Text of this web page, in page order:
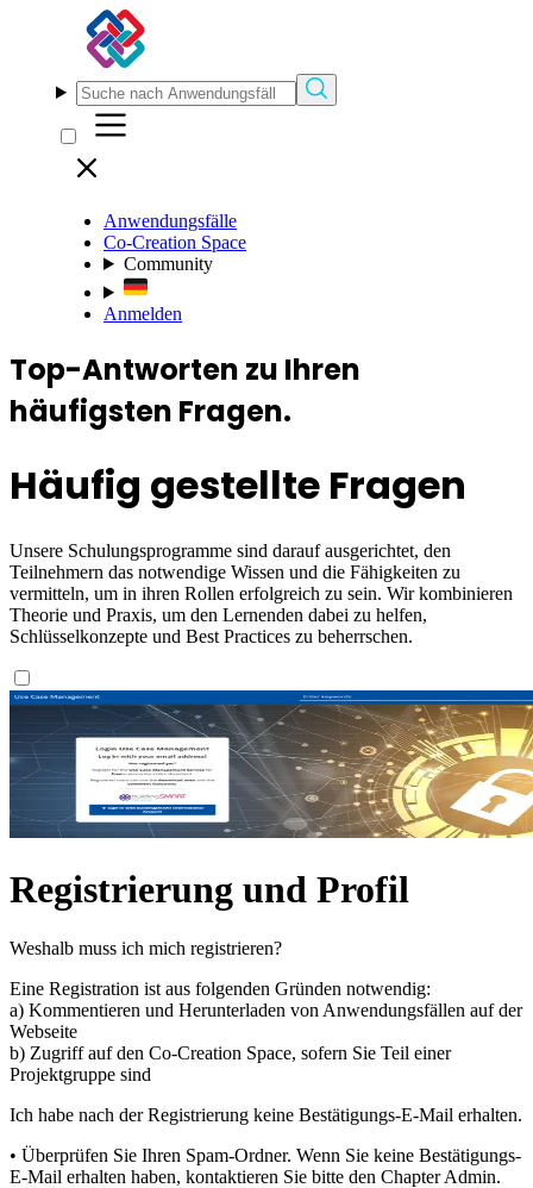
Anwendungsfälle
Co-Creation Space
Community
Anmelden
Top-Antworten zu Ihren
häufigsten Fragen.
Häufig gestellte Fragen
Unsere Schulungsprogramme sind darauf ausgerichtet, den
Teilnehmern das notwendige Wissen und die Fähigkeiten zu
vermitteln, um in ihren Rollen erfolgreich zu sein. Wir kombinieren
Theorie und Praxis, um den Lernenden dabei zu helfen,
Schlüsselkonzepte und Best Practices zu beherrschen.
Registrierung und Profil
Weshalb muss ich mich registrieren?
Eine Registration ist aus folgenden Gründen notwendig:
a) Kommentieren und Herunterladen von Anwendungsfällen auf der
Webseite
b) Zugriff auf den Co-Creation Space, sofern Sie Teil einer
Projektgruppe sind
Ich habe nach der Registrierung keine Bestätigungs-E-Mail erhalten.
• Überprüfen Sie Ihren Spam-Ordner. Wenn Sie keine Bestätigungs-
E-Mail erhalten haben, kontaktieren Sie bitte den Chapter Admin.